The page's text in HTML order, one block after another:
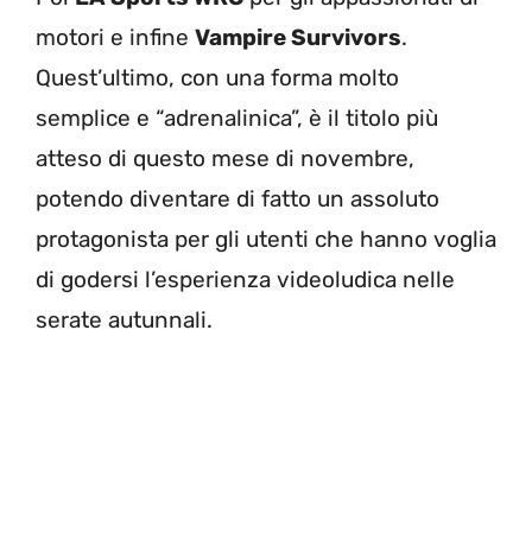
motori e infine Vampire Survivors.
Quest’ultimo, con una forma molto
semplice e “adrenalinica”, è il titolo più
atteso di questo mese di novembre,
potendo diventare di fatto un assoluto
protagonista per gli utenti che hanno voglia
di godersi l’esperienza videoludica nelle
serate autunnali.